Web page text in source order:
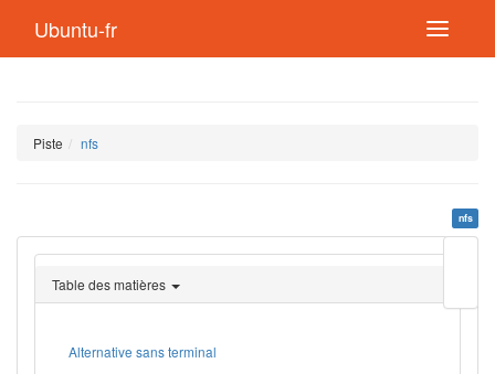
Ubuntu-fr
Piste nfs
nfs
page
Table des matières
Alternative sans terminal